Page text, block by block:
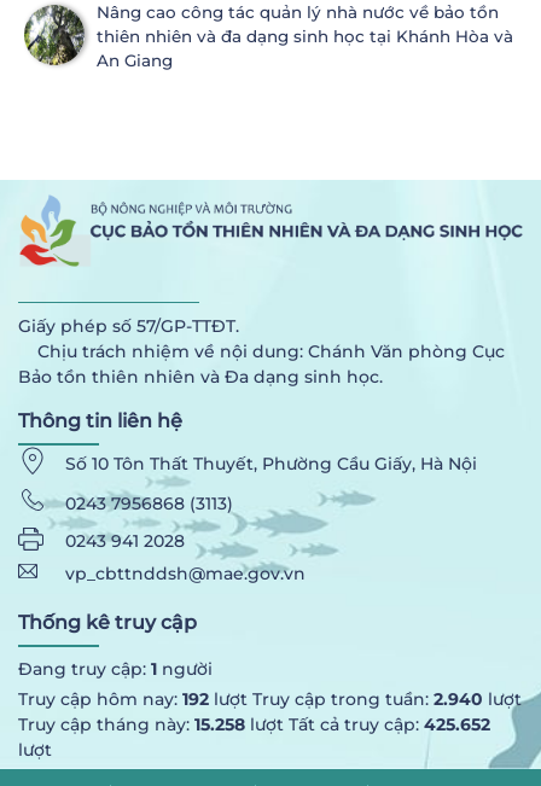
Nâng cao công tác quản lý nhà nước về bảo tồn
thiên nhiên và đa dạng sinh học tại Khánh Hòa và
An Giang
Giấy phép số 57/GP-TTĐT.
Chịu trách nhiệm về nội dung: Chánh Văn phòng Cục
Bảo tồn thiên nhiên và Đa dạng sinh học.
Thông tin liên hệ
Số 10 Tôn Thất Thuyết, Phường Cầu Giấy, Hà Nội
0243 7956868 (3113)
0243 941 2028
vp_cbttnddsh@mae.gov.vn
Thống kê truy cập
Đang truy cập: 1 người
Truy cập hôm nay: 192 lượt Truy cập trong tuần: 2.940 lượt
Truy cập tháng này: 15.258 lượt Tất cả truy cập: 425.652
lượt